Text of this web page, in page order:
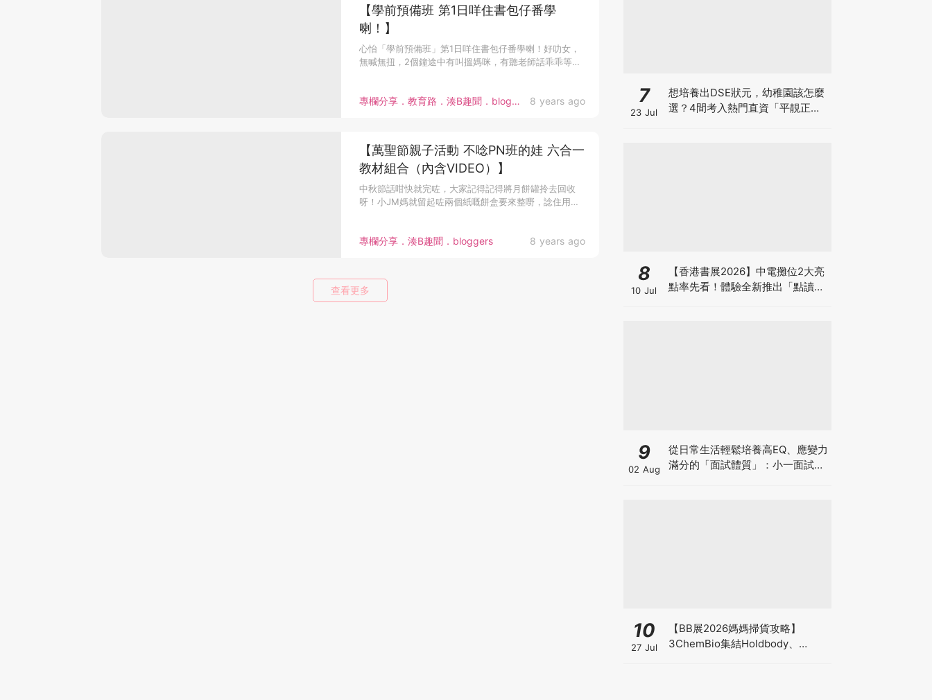
專欄分享．教育路．湊B趣聞．bloggers 8 years ago
【學前預備班 第1日咩住書包仔番學
喇！】
心怡「學前預備班」第1日咩住書包仔番學喇！好叻女，
無喊無扭，2個鐘途中有叫搵媽咪，有聽老師話乖乖等放
專欄分享．湊B趣聞．bloggers 8 years ago
【萬聖節親子活動 不唸PN班的娃 六合一
教材組合（內含VIDEO）】
中秋節話咁快就完咗，大家記得記得將月餅罐拎去回收
呀！小JM媽就留起咗兩個紙嘅餅盒要來整嘢，諗住用來
查看更多
7
23 Jul
想培養出DSE狀元，幼稚園該怎麼
選？4間考入熱門直資「平靚正」
8
10 Jul
【香港書展2026】中電攤位2大亮
點率先看！體驗全新推出「點讀故
9
02 Aug
從日常生活輕鬆培養高EQ、應變力
滿分的「面試體質」：小一面試最
10
27 Jul
【BB展2026媽媽掃貨攻略】
3ChemBio集結Holdbody、